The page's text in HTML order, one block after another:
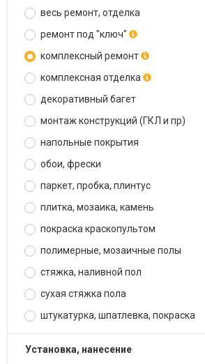
весь ремонт, отделка
ремонт под "ключ"
комплексный ремонт
комплексная отделка
декоративный багет
монтаж конструкций (ГКЛ и пр)
напольные покрытия
обои, фрески
паркет, пробка, плинтус
плитка, мозаика, камень
покраска краскопультом
полимерные, мозаичные полы
стяжка, наливной пол
сухая стяжка пола
штукатурка, шпатлевка, покраска
установка, нанесение